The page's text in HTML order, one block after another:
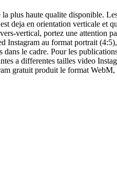
plus haute qualite disponible.
deja en orientation verticale et
vertical, portez une attention
Instagram au format portrait
le cadre. Pour les
a differentes tailles video
gratuit produit le format